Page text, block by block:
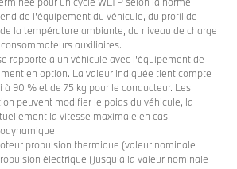
de l'équipement du véhicule, du profil de
la température ambiante, du niveau de charge
auxiliaires.
rapporte à un véhicule avec l'équipement de
en option. La valeur indiquée tient compte
90 % et de 75 kg pour le conducteur. Les
peuvent modifier le poids du véhicule, la
la vitesse maximale en cas
propulsion thermique (valeur nominale
électrique (jusqu’à la valeur nominale